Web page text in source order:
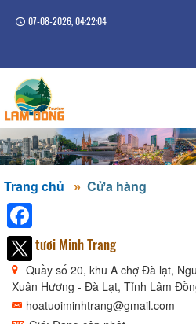
07-08-2026, 04:22:05
Trang chủ Cửa hàng
Hoa tươi Minh Trang
Quầy số 20, khu A chợ Đà lạt,
Xuân Hương - Đà Lạt, Tỉnh Lâm
hoatuoiminhtrang@gmail.com
Facebook